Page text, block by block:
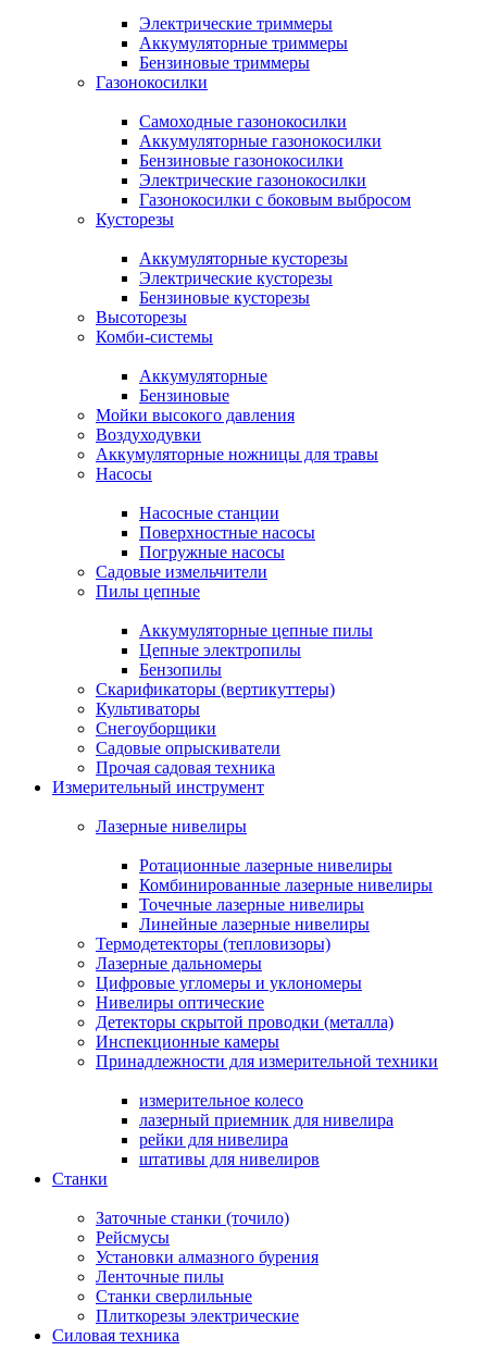
Электрические триммеры
Аккумуляторные триммеры
Бензиновые триммеры
Газонокосилки
Самоходные газонокосилки
Аккумуляторные газонокосилки
Бензиновые газонокосилки
Электрические газонокосилки
Газонокосилки с боковым выбросом
Кусторезы
Аккумуляторные кусторезы
Электрические кусторезы
Бензиновые кусторезы
Высоторезы
Комби-системы
Аккумуляторные
Бензиновые
Мойки высокого давления
Воздуходувки
Аккумуляторные ножницы для травы
Насосы
Насосные станции
Поверхностные насосы
Погружные насосы
Садовые измельчители
Пилы цепные
Аккумуляторные цепные пилы
Цепные электропилы
Бензопилы
Скарификаторы (вертикуттеры)
Культиваторы
Снегоуборщики
Садовые опрыскиватели
Прочая садовая техника
Измерительный инструмент
Лазерные нивелиры
Ротационные лазерные нивелиры
Комбинированные лазерные нивелиры
Точечные лазерные нивелиры
Линейные лазерные нивелиры
Термодетекторы (тепловизоры)
Лазерные дальномеры
Цифровые угломеры и уклономеры
Нивелиры оптические
Детекторы скрытой проводки (металла)
Инспекционные камеры
Принадлежности для измерительной техники
измерительное колесо
лазерный приемник для нивелира
рейки для нивелира
штативы для нивелиров
Станки
Заточные станки (точило)
Рейсмусы
Установки алмазного бурения
Ленточные пилы
Станки сверлильные
Плиткорезы электрические
Силовая техника